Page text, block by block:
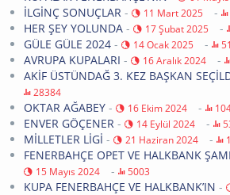
İLGİNÇ SONUÇLAR - 11 Mart 2025 -
HER ŞEY YOLUNDA - 17 Şubat 2025 -
GÜLE GÜLE 2024 - 14 Ocak 2025 -
AVRUPA KUPALARI - 16 Aralık 2024 -
AKİF ÜSTÜNDAĞ 3. KEZ BAŞKAN
28384
OKTAR AĞABEY - 16 Ekim 2024 -
ENVER GÖÇENER - 14 Eylül 2024 -
MİLLETLER LİGİ - 21 Haziran 2024 -
FENERBAHÇE OPET VE HALKBANK
15 Mayıs 2024 - 5003
KUPA FENERBAHÇE VE HALKBANK’IN -